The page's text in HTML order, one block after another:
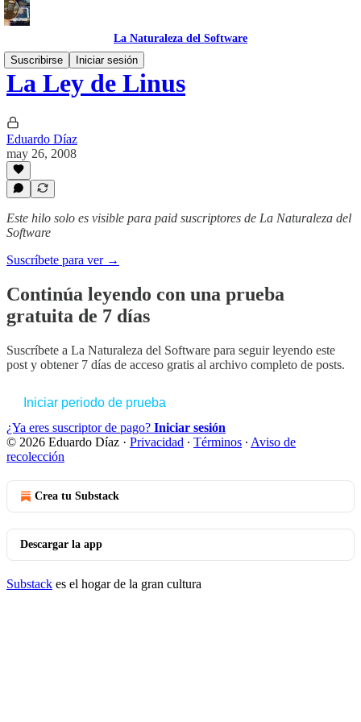
La Naturaleza del Software
Suscribirse
Iniciar sesión
La Ley de Linus
Eduardo Díaz
may 26, 2008
Este hilo solo es visible para paid suscriptores de La Naturaleza del
Software
Suscríbete para ver →
Continúa leyendo con una prueba
gratuita de 7 días
Suscríbete a La Naturaleza del Software para seguir leyendo este
post y obtener 7 días de acceso gratis al archivo completo de posts.
Iniciar periodo de prueba
¿Ya eres suscriptor de pago? Iniciar sesión
© 2026 Eduardo Díaz · Privacidad ∙ Términos ∙ Aviso de
recolección
Crea tu Substack
Descargar la app
Substack es el hogar de la gran cultura